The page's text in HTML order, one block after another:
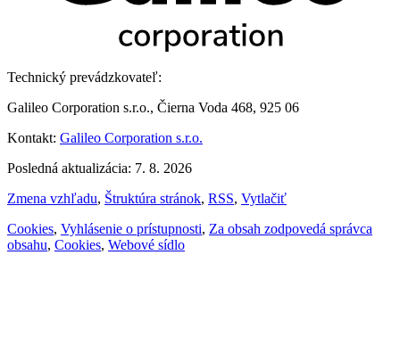
Technický prevádzkovateľ:
Galileo Corporation s.r.o., Čierna Voda 468, 925 06
Kontakt: Galileo Corporation s.r.o.
Posledná aktualizácia: 7. 8. 2026
Zmena vzhľadu, Štruktúra stránok, RSS, Vytlačiť
Cookies, Vyhlásenie o prístupnosti, Za obsah zodpovedá správca
obsahu, Cookies, Webové sídlo